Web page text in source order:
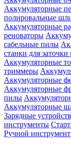
Аккумуляторные
полировальные
Аккумуляторные
реноваторы
сабельные пилы
станки для заточки
Аккумуляторные
триммеры
Аккумуляторные
Аккумуляторные
пилы
Аккумуляторные
Зарядные
инструменты
Ручной инструмент